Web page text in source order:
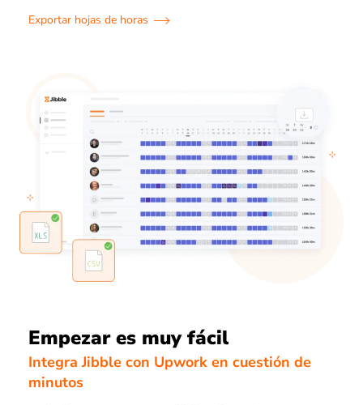
Exportar hojas de horas
Empezar es muy fácil
Integra Jibble con Upwork en cuestión de
minutos